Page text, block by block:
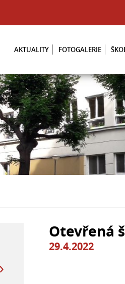
AKTUALITY FOTOGALERIE
Otevřená
29.4.2022